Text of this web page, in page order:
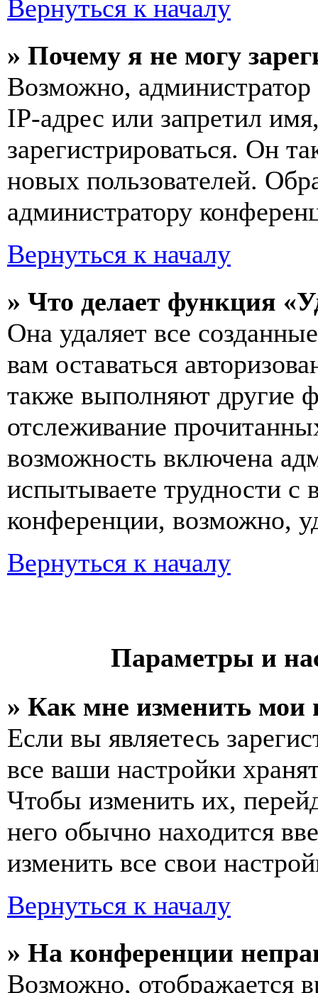
Вернуться к началу
» Почему я не могу
Возможно,
IP-адрес или запретил
зарегистрироваться. Он
новых пользователей.
администратору
Вернуться к началу
» Что делает функция
Она удаляет все
вам оставаться
также выполняют другие
отслеживание
возможность включена
испытываете трудности с
конференции, возможно,
Вернуться к началу
Параметры и
» Как мне изменить мои
Если вы являетесь
все ваши настройки
Чтобы изменить их,
него обычно находится
изменить все свои
Вернуться к началу
» На конференции
Возможно, отображается